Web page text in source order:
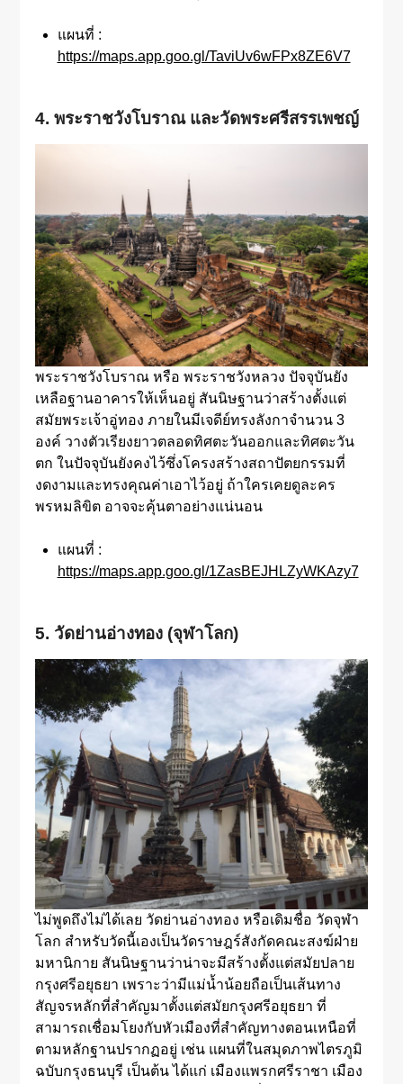
แผนที่ :
https://maps.app.goo.gl/TaviUv6wFPx8ZE6V7
4. พระราชวังโบราณ และวัดพระศรีสรรเพชญ์
พระราชวังโบราณ หรือ พระราชวังหลวง ปัจจุบันยัง
เหลือฐานอาคารให้เห็นอยู่ สันนิษฐานว่าสร้างตั้งแต่
สมัยพระเจ้าอู่ทอง ภายในมีเจดีย์ทรงลังกาจำนวน 3
องค์ วางตัวเรียงยาวตลอดทิศตะวันออกและทิศตะวัน
ตก ในปัจจุบันยังคงไว้ซึ่งโครงสร้างสถาปัตยกรรมที่
งดงามและทรงคุณค่าเอาไว้อยู่ ถ้าใครเคยดูละคร
พรหมลิขิต อาจจะคุ้นตาอย่างแน่นอน
แผนที่ :
https://maps.app.goo.gl/1ZasBEJHLZyWKAzy7
5. วัดย่านอ่างทอง (จุฬาโลก)
ไม่พูดถึงไม่ได้เลย วัดย่านอ่างทอง หรือเดิมชื่อ วัดจุฬา
โลก สำหรับวัดนี้เองเป็นวัดราษฎร์สังกัดคณะสงฆ์ฝ่าย
มหานิกาย สันนิษฐานว่าน่าจะมีสร้างตั้งแต่สมัยปลาย
กรุงศรีอยุธยา เพราะว่ามีแม่น้ำน้อยถือเป็นเส้นทาง
สัญจรหลักที่สำคัญมาตั้งแต่สมัยกรุงศรีอยุธยา ที่
สามารถเชื่อมโยงกับหัวเมืองที่สำคัญทางตอนเหนือที่
ตามหลักฐานปรากฏอยู่ เช่น แผนที่ในสมุดภาพไตรภูมิ
ฉบับกรุงธนบุรี เป็นต้น ได้แก่ เมืองแพรกศรีราชา เมือง